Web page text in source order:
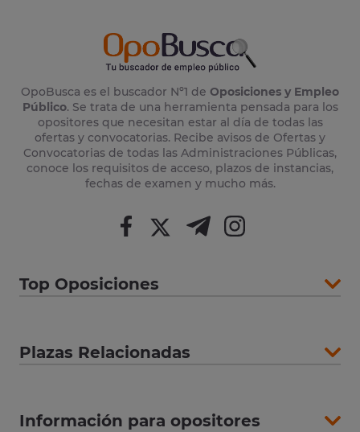
OpoBusca es el buscador Nº1 de Oposiciones y Empleo
Público. Se trata de una herramienta pensada para los
opositores que necesitan estar al día de todas las
ofertas y convocatorias. Recibe avisos de Ofertas y
Convocatorias de todas las Administraciones Públicas,
conoce los requisitos de acceso, plazos de instancias,
fechas de examen y mucho más.
Top Oposiciones
Plazas Relacionadas
Información para opositores